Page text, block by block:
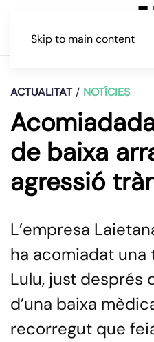
Skip to main content
ACTUALITAT NOTÍCIES
de baixa
agressió
L’empresa
ha acomiadat una
Lulu, just després
d’una baixa
recorregut que